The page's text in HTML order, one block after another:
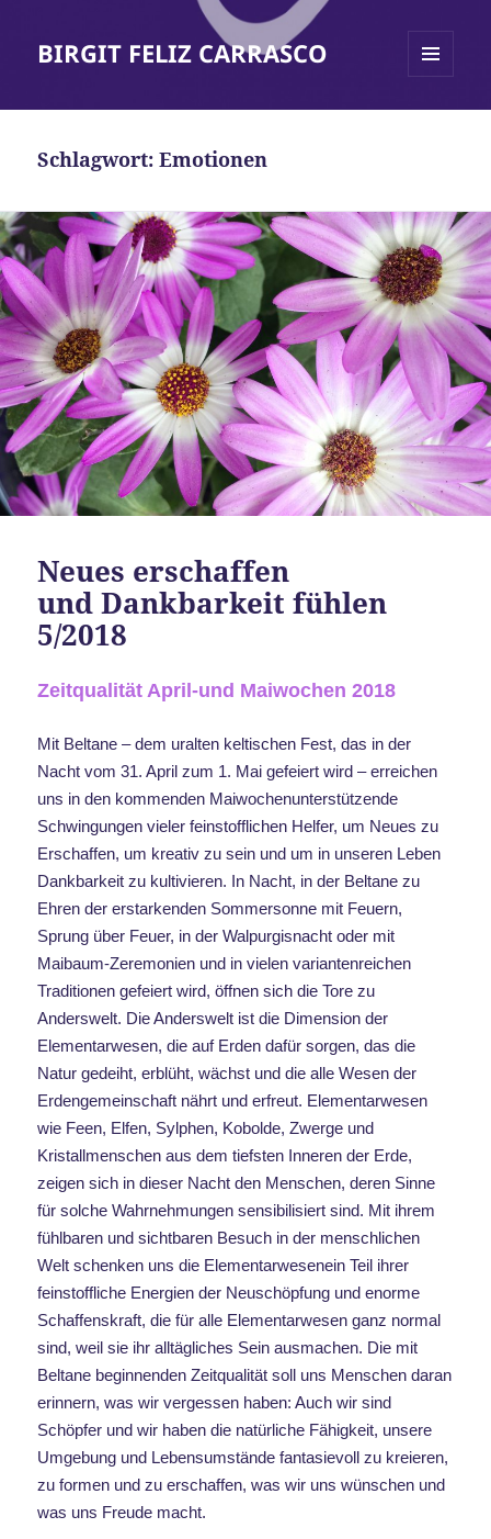
BIRGIT FELIZ CARRASCO
Schlagwort:Emotionen
Neues erschaffen
und Dankbarkeit fühlen
5/2018
Zeitqualität April-und Maiwochen 2018
Mit Beltane – dem uralten keltischen Fest, das in der
Nacht vom 31. April zum 1. Mai gefeiert wird – erreichen
uns in den kommenden Maiwochenunterstützende
Schwingungen vieler feinstofflichen Helfer, um Neues zu
Erschaffen, um kreativ zu sein und um in unseren Leben
Dankbarkeit zu kultivieren. In Nacht, in der Beltane zu
Ehren der erstarkenden Sommersonne mit Feuern,
Sprung über Feuer, in der Walpurgisnacht oder mit
Maibaum-Zeremonien und in vielen variantenreichen
Traditionen gefeiert wird, öffnen sich die Tore zu
Anderswelt. Die Anderswelt ist die Dimension der
Elementarwesen, die auf Erden dafür sorgen, das die
Natur gedeiht, erblüht, wächst und die alle Wesen der
Erdengemeinschaft nährt und erfreut. Elementarwesen
wie Feen, Elfen, Sylphen, Kobolde, Zwerge und
Kristallmenschen aus dem tiefsten Inneren der Erde,
zeigen sich in dieser Nacht den Menschen, deren Sinne
für solche Wahrnehmungen sensibilisiert sind. Mit ihrem
fühlbaren und sichtbaren Besuch in der menschlichen
Welt schenken uns die Elementarwesenein Teil ihrer
feinstoffliche Energien der Neuschöpfung und enorme
Schaffenskraft, die für alle Elementarwesen ganz normal
sind, weil sie ihr alltägliches Sein ausmachen. Die mit
Beltane beginnenden Zeitqualität soll uns Menschen daran
erinnern, was wir vergessen haben: Auch wir sind
Schöpfer und wir haben die natürliche Fähigkeit, unsere
Umgebung und Lebensumstände fantasievoll zu kreieren,
zu formen und zu erschaffen, was wir uns wünschen und
was uns Freude macht.